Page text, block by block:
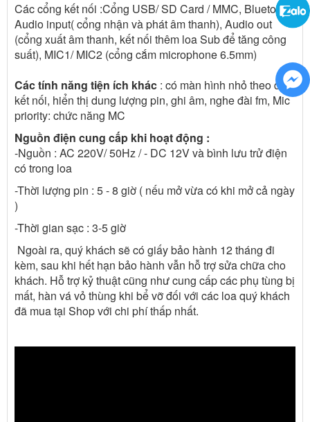
Các cổng kết nối :Cổng USB/ SD Card / MMC, Bluetooth,
Audio input( cổng nhận và phát âm thanh), Audio out
(cổng xuất âm thanh, kết nối thêm loa Sub để tăng công
suất), MIC1/ MIC2 (cổng cắm microphone 6.5mm)
Các tính năng tiện ích khác : có màn hình nhỏ theo dõi
kết nối, hiển thị dung lượng pin, ghi âm, nghe đài fm, Mic
priority: chức năng MC
Nguồn điện cung cấp khi hoạt động :
-Nguồn : AC 220V/ 50Hz / - DC 12V và bình lưu trử điện
có trong loa
-Thời lượng pin : 5 - 8 giờ ( nếu mở vừa có khi mở cả ngày
)
-Thời gian sạc : 3-5 giờ
Ngoài ra, quý khách sẽ có giấy bảo hành 12 tháng đi
kèm, sau khi hết hạn bảo hành vẫn hỗ trợ sửa chữa cho
khách. Hỗ trợ kỷ thuật cũng như cung cấp các phụ tùng bị
mất, hàn vá vỏ thùng khi bể vỡ đối với các loa quý khách
đã mua tại Shop với chi phí thấp nhất.